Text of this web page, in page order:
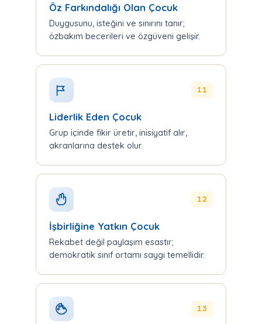
Öz Farkındalığı Olan Çocuk
Duygusunu, isteğini ve sınırını tanır;
özbakım becerileri ve özgüveni gelişir.
11
Liderlik Eden Çocuk
Grup içinde fikir üretir, inisiyatif alır,
akranlarına destek olur.
12
İşbirliğine Yatkın Çocuk
Rekabet değil paylaşım esastır;
demokratik sınıf ortamı saygı temellidir.
13